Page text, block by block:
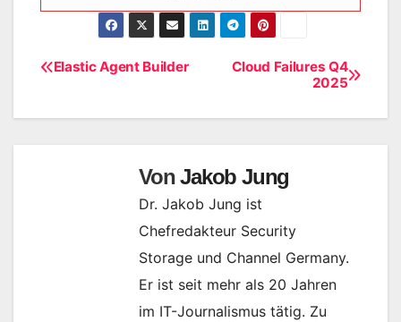
BeitragsnavigationCloud Failures Q4
2025
Elastic Agent Builder
VonJakob Jung
Dr. Jakob Jung ist
Chefredakteur Security
Storage und Channel Germany.
Er ist seit mehr als 20 Jahren
im IT-Journalismus tätig. Zu